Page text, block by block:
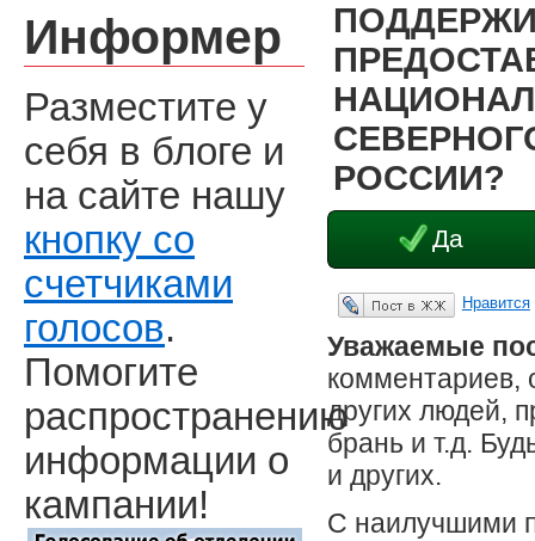
РОССИИ?
Да
Опубликовать в ЖЖ Нравится
Уважаемые
комментариев,
других людей,
брань и т.д.
и других.
С наилучшими
Информер
Разместите у
себя в блоге и
на сайте нашу
кнопку со
счетчиками
голосов.
Помогите
распространению
информации о
кампании!